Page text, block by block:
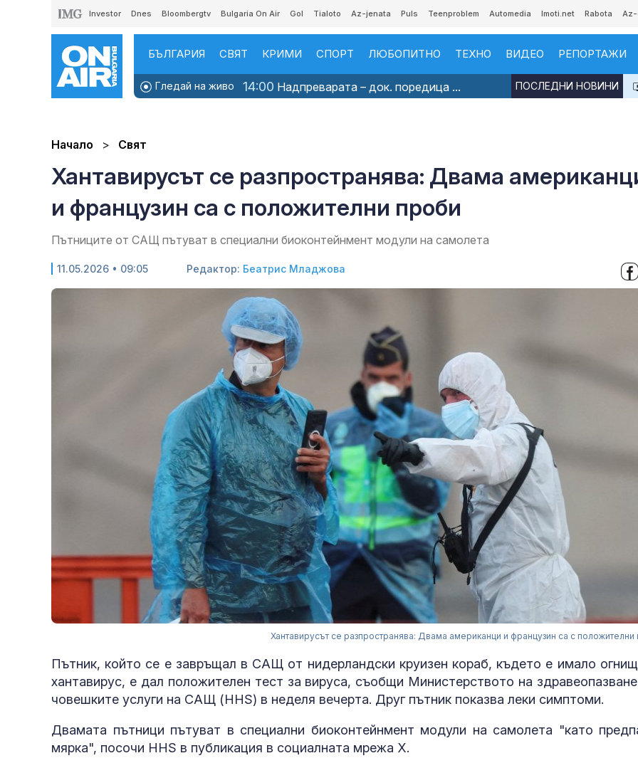
Investor Dnes Bloombergtv Bulgaria On Air Gol Tialoto Az-jenata Puls Teenproblem Automedia Imoti.net Rabota
БЪЛГАРИЯ СВЯТ КРИМИ СПОРТ ЛЮБОПИТНО ТЕХНО ВИДЕО РЕПОРТАЖИ
Гледай на живо 14:00 Надпреварата – док. поредица ... ПОСЛЕДНИ НОВИНИ
Начало Свят
Хантавирусът се разпространява: Двама
и французин са с положителни проби
Пътниците от САЩ пътуват в специални биоконтейнмент модули на самолета
11.05.2026 • 09:05 Редактор: Беатрис Младжова
Хантавирусът се разпространява: Двама американци и французин са с положителни
Пътник, който се е завръщал в САЩ от нидерландски круизен кораб, където е имало
хантавирус, е дал положителен тест за вируса, съобщи Министерството на
човешките услуги на САЩ (HHS) в неделя вечерта. Друг пътник показва леки симптоми.
Двамата пътници пътуват в специални биоконтейнмент модули на самолета "като
мярка", посочи HHS в публикация в социалната мрежа X.